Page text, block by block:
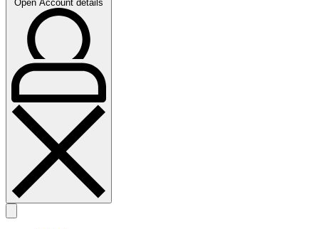
Open Account details